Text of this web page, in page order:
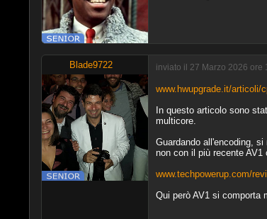
Blade9722 inviato il 27 Marzo 2026 ore
www.hwupgrade.it/articoli/
In questo articolo sono
multicore.
Guardando all'encoding,
non con il più recente
www.techpowerup.com/
Qui però AV1 si comporta